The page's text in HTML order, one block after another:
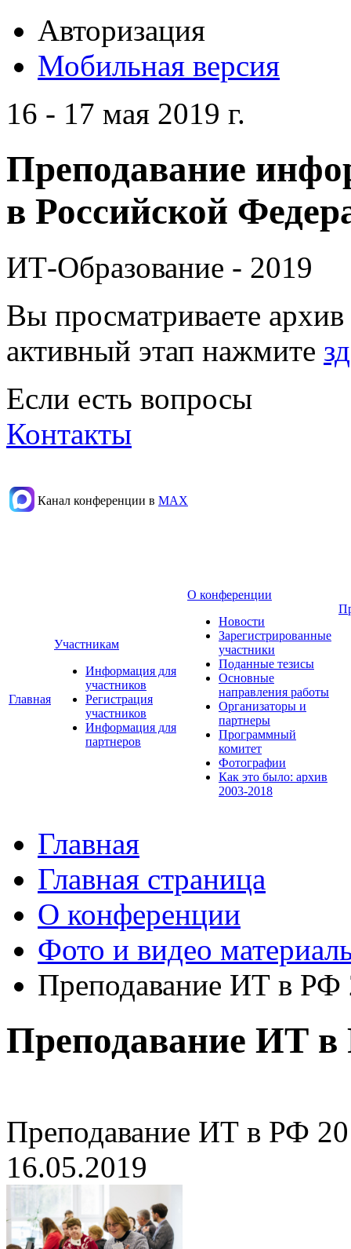
Авторизация
Мобильная версия
16 - 17 мая 2019 г.
Преподавание
в Российской
ИТ-Образование - 2019
Вы просматриваете
активный этап нажмите
Если есть вопросы
Контакты
Канал конференции в МАХ
Главная
Участникам
Информация для
участников
Регистрация
участников
Информация для
партнеров
О конференции
Новости
Зарегистрированные
участники
Поданные тезисы
Основные
направления работы
Организаторы и
партнеры
Программный
комитет
Фотографии
Как это было: архив
2003-2018
Главная
Главная страница
О конференции
Фото и видео
Преподавание ИТ в РФ
Преподавание ИТ в
Преподавание ИТ в РФ
16.05.2019